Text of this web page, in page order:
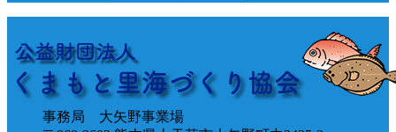
事務局 大矢野事業場